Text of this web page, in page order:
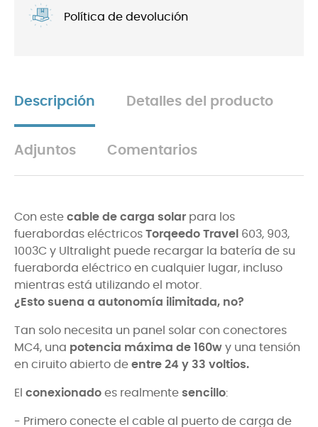
Política de devolución
Descripción Detalles del producto
Adjuntos Comentarios
Con este cable de carga solar para los
fuerabordas eléctricos Torqeedo Travel 603, 903,
1003C y Ultralight puede recargar la batería de su
fueraborda eléctrico en cualquier lugar, incluso
mientras está utilizando el motor.
¿Esto suena a autonomía ilimitada, no?
Tan solo necesita un panel solar con conectores
MC4, una potencia máxima de 160w y una tensión
en ciruito abierto de entre 24 y 33 voltios.
El conexionado es realmente sencillo:
- Primero conecte el cable al puerto de carga de